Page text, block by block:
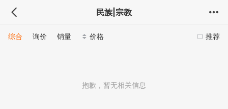
民族|宗教
推荐
综合 询价 销量 价格
抱歉，暂无相关信息